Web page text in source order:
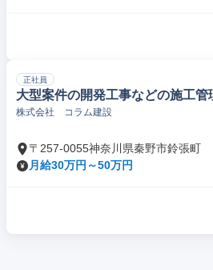
正社員
大型案件の開発工事などの施工管
株式会社 コラム建設
〒257-0055神奈川県秦野市鈴張町
月給30万円～50万円